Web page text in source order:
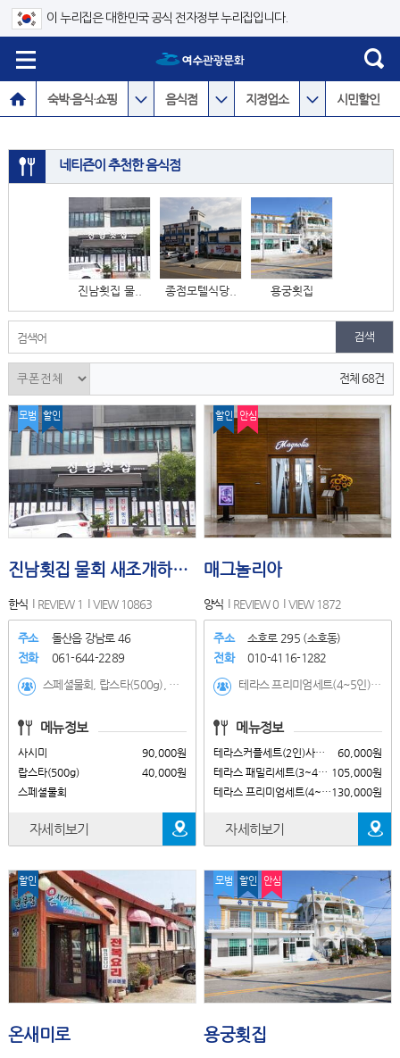
이 누리집은 대한민국 공식 전자정부 누리집입니다.
숙박·음식·쇼핑 음식점 지정업소 시민할인
네티즌이 추천한 음식점
진남횟집 물.. 종점모텔식당.. 용궁횟집
검색어
전체 68건
모범 할인
진남횟집 물회 새조개하모샤브샤브 돌산본점
한식 REVIEW 1 VIEW 10863
주소
돌산읍 강남로 46
전화
061-644-2289
스페셜물회, 랍스타(500g), 사시미, 활어물회, 해삼물회, 멍게물회, 문어숙회물회, 해물물회, 전복물회, 연포탕, 낙지볶음, 회덮밥, 전복죽, 모듬회, 산낙지
메뉴정보
사시미
90,000원
랍스타(500g)
40,000원
스페셜물회
자세히보기
할인 안심
매그놀리아
양식 REVIEW 0 VIEW 1872
주소
소호로 295 (소호동)
전화
010-4116-1282
테라스 프리미엄세트(4~5인)사전예약제, 테라스 패밀리세트(3~4인)사전예약제, 테라스커플세트(2인)사전예약제, 회세트(3인)사전예약제, 프라임비프텐더, 글레이즈립아이, 안심스테이크덮밥, 스파게티알마레, 햄버거스테이크, 어린이정식, 햄버거스테이크
메뉴정보
테라스커플세트(2인)사전예약제
60,000원
테라스 패밀리세트(3~4인)사전예약제 105,000원
테라스 프리미엄세트(4~5인)사전예약제130,000원
자세히보기
할인
온새미로
모범 할인 안심
용궁횟집